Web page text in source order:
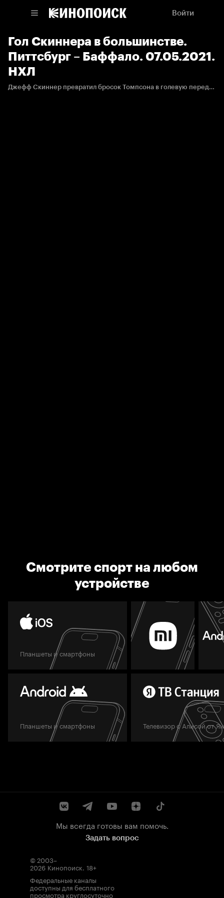
Войти
Гол Скиннера в большинстве.
Питтсбург – Баффало. 07.05.2021.
НХЛ
Джефф Скиннер превратил бросок Томпсона в голевую передачу, он принял шайбу, развернулся и переиграл вратаря.
Смотрите спорт на любом
устройстве
Планшеты и смартфоны
Планшеты и смартфоны Телевизор с Алисой от
Мы всегда готовы вам помочь.
Задать вопрос
© 2003–
2026 Кинопоиск. 18+
Федеральные каналы
доступны для бесплатного
просмотра круглосуточно